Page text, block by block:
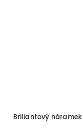
Briliantový náramek